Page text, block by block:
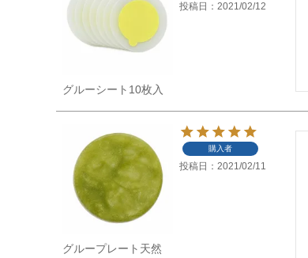
グルーシート10枚入
投稿日 2021/02/12
グループレート天然
購入者
投稿日 2021/02/11